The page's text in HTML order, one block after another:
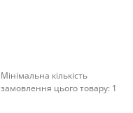
Мінімальна кількість
замовлення цього товару: 1